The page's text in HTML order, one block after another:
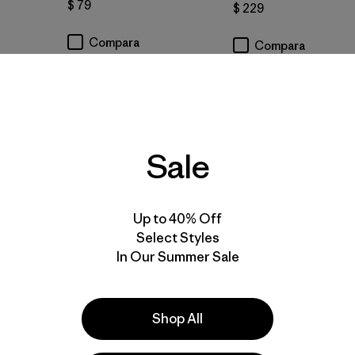
$ 79
Compara
$ 229
Compara
Sale
Up to 40% Off
Select Styles
In Our Summer Sale
Shop All